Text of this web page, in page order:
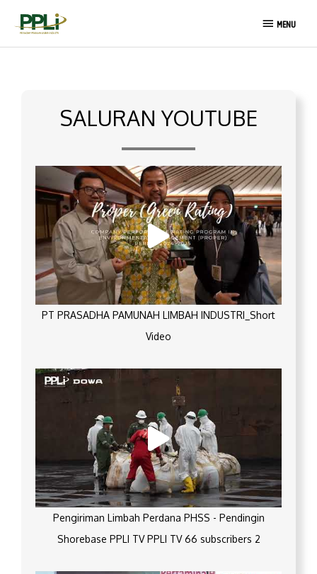
MENU
MENU
SALURAN YOUTUBE
PT PRASADHA PAMUNAH LIMBAH INDUSTRI_Short
Video
Pengiriman Limbah Perdana PHSS - Pendingin
Shorebase PPLI TV PPLI TV 66 subscribers 2